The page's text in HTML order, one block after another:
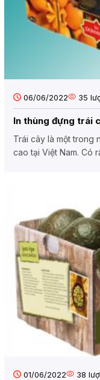
06/06/2022 35
In thùng đựng trái
Trái cây là một trong
cao tại Việt Nam. Có
01/06/2022 38